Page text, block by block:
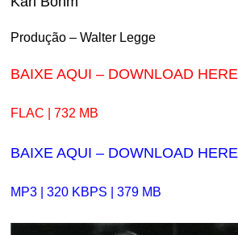
Produção – Walter Legge
BAIXE AQUI – DOWNLOAD HERE
FLAC | 732 MB
BAIXE AQUI – DOWNLOAD HERE
MP3 | 320 KBPS | 379 MB